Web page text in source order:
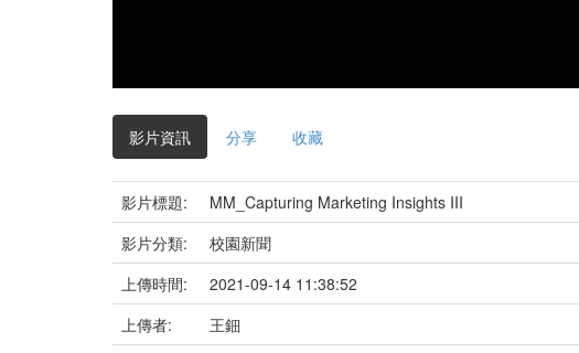
影片資訊 分享 收藏
影片標題:
MM_Capturing Marketing Insights III
影片分類:
校園新聞
上傳時間:
2021-09-14 11:38:52
上傳者:
王鈿